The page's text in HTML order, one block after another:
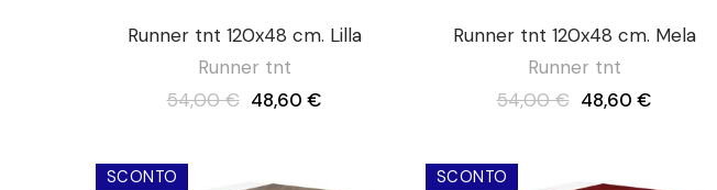
Runner tnt 120x48 cm. Lilla
Runner tnt
54,00 € 48,60 €
Runner tnt 120x48 cm. Mela
Runner tnt
54,00 € 48,60 €
SCONTO
SCONTO